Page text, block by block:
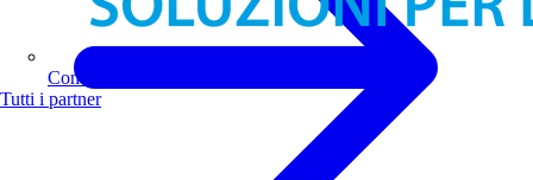
Comoli Ferrari
Tutti i partner